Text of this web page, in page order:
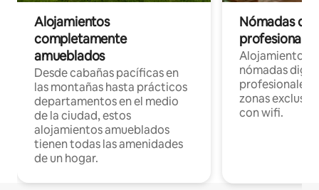
Alojamientos
completamente
amueblados
Desde cabañas pacíficas en
las montañas hasta prácticos
departamentos en el medio
de la ciudad, estos
alojamientos amueblados
tienen todas las amenidades
de un hogar.
Nómadas
Alojamientos
nómadas
profesionales
zonas
con wifi.